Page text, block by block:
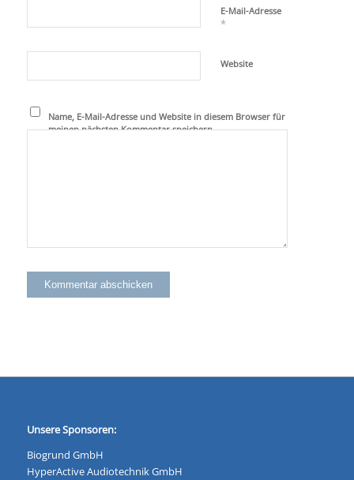
E-Mail-Adresse
*
Website
Name, E-Mail-Adresse und Website in diesem Browser für
meinen nächsten Kommentar speichern.
Unsere Sponsoren:
Biogrund GmbH
HyperActive Audiotechnik GmbH